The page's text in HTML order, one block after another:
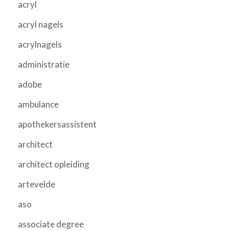
acryl
acryl nagels
acrylnagels
administratie
adobe
ambulance
apothekersassistent
architect
architect opleiding
artevelde
aso
associate degree